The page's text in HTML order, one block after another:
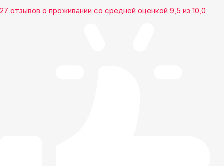
27 отзывов о проживании со средней оценкой 9,5 из 10,0